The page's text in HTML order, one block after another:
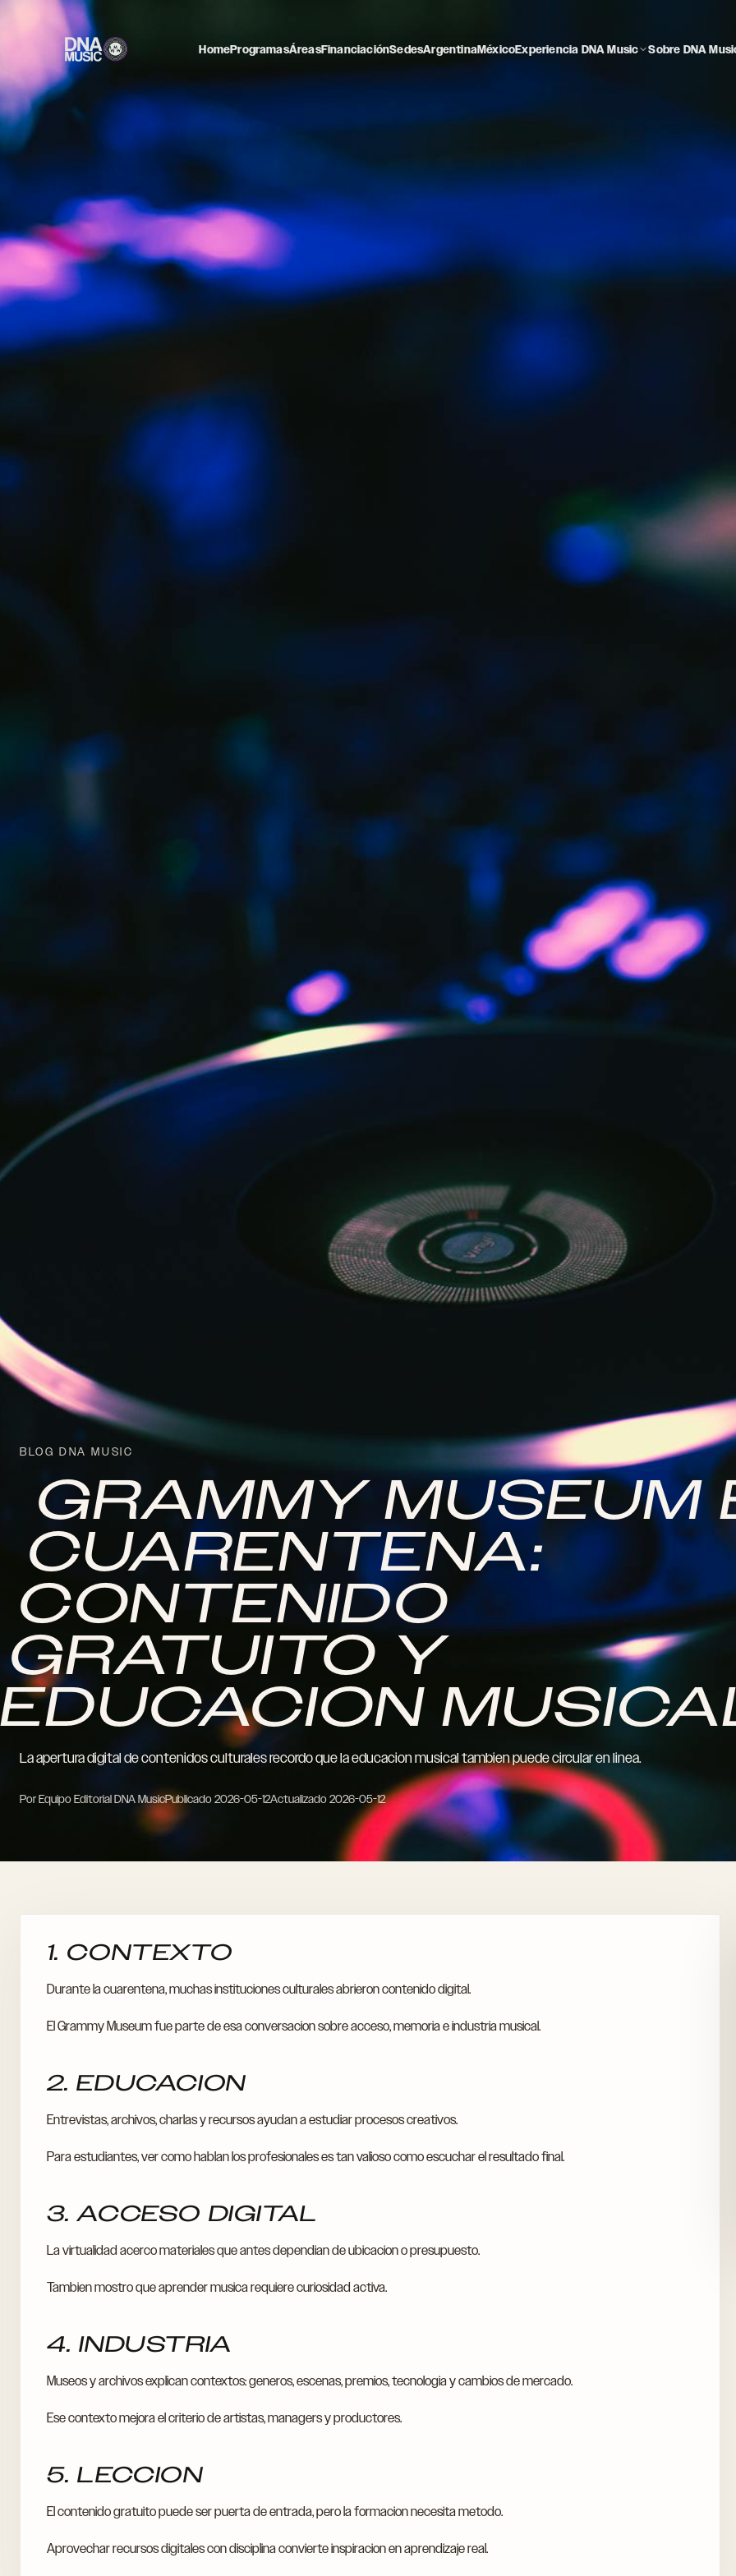
HomeProgramasÁreasFinanciaciónSedesArgentinaMéxicoExperiencia DNA Music Sobre DNA
BLOG DNA MUSIC
GRAMMY MUSEUM
CUARENTENA:
CONTENIDO
GRATUITO Y
La apertura digital de contenidos culturales recordo que la educacion musical tambien puede circular en linea.
Por Equipo Editorial DNA MusicPublicado2026-05-12Actualizado2026-05-12
1. CONTEXTO
Durante la cuarentena, muchas instituciones culturales abrieron contenido digital.
El Grammy Museum fue parte de esa conversacion sobre acceso, memoria e industria musical.
2. EDUCACION
Entrevistas, archivos, charlas y recursos ayudan a estudiar procesos creativos.
Para estudiantes, ver como hablan los profesionales es tan valioso como escuchar el resultado final.
3. ACCESO DIGITAL
La virtualidad acerco materiales que antes dependian de ubicacion o presupuesto.
Tambien mostro que aprender musica requiere curiosidad activa.
4. INDUSTRIA
Museos y archivos explican contextos: generos, escenas, premios, tecnologia y cambios de mercado.
Ese contexto mejora el criterio de artistas, managers y productores.
5. LECCION
El contenido gratuito puede ser puerta de entrada, pero la formacion necesita metodo.
Aprovechar recursos digitales con disciplina convierte inspiracion en aprendizaje real.